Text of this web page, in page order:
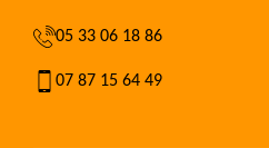
05 33 06 18 86
07 87 15 64 49